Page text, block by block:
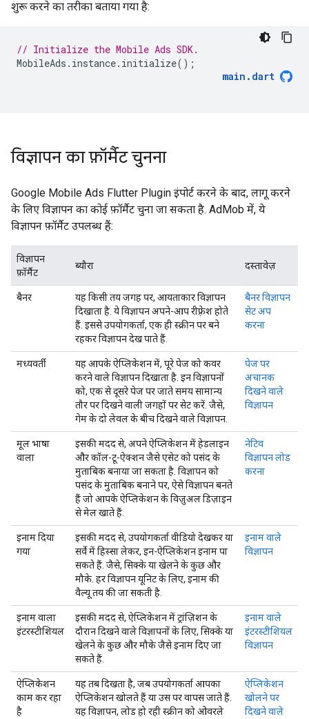
शुरू करने का तरीका बताया गया है:
// Initialize the Mobile Ads SDK.
MobileAds . instance. initialize();
main . dart
विज्ञापन का फ़ॉर्मैट चुनना
Google Mobile Ads Flutter Plugin इंपोर्ट करने के बाद, लागू करने
के लिए विज्ञापन का कोई फ़ॉर्मैट चुना जा सकता है. AdMob में, ये
विज्ञापन फ़ॉर्मैट उपलब्ध हैं:
विज्ञापन
फ़ॉर्मैट
ब्यौरा दस्तावेज़
बैनर
यह किसी तय जगह पर, आयताकार विज्ञापन
दिखाता है. ये विज्ञापन अपने-आप रीफ़्रेश होते
हैं. इससे उपयोगकर्ता, एक ही स्क्रीन पर बने
रहकर विज्ञापन देख पाते हैं.
बैनर विज्ञापन
सेट अप
करना
मध्यवर्ती
यह आपके ऐप्लिकेशन में, पूरे पेज को कवर
करने वाले विज्ञापन दिखाता है. इन विज्ञापनों
को, एक से दूसरे पेज पर जाते समय सामान्य
तौर पर दिखने वाली जगहों पर सेट करें. जैसे,
गेम के दो लेवल के बीच दिखने वाले विज्ञापन.
पेज पर
अचानक
दिखने वाले
विज्ञापन
मूल भाषा
वाला
इसकी मदद से, अपने ऐप्लिकेशन में हेडलाइन
और कॉल-टू-ऐक्शन जैसे एसेट को पसंद के
मुताबिक बनाया जा सकता है. विज्ञापन को
पसंद के मुताबिक बनाने पर, ऐसे विज्ञापन बनते
हैं जो आपके ऐप्लिकेशन के विज़ुअल डिज़ाइन
से मेल खाते हैं.
नेटिव
विज्ञापन लोड
करना
इनाम दिया
गया
इसकी मदद से, उपयोगकर्ता वीडियो देखकर या
सर्वे में हिस्सा लेकर, इन-ऐप्लिकेशन इनाम पा
सकते हैं. जैसे, सिक्के या खेलने के कुछ और
मौके. हर विज्ञापन यूनिट के लिए, इनाम की
वैल्यू तय की जा सकती है.
इनाम वाले
विज्ञापन
इनाम वाला
इंटरस्टीशियल
इसकी मदद से, ऐप्लिकेशन में ट्रांज़िशन के
दौरान दिखने वाले विज्ञापनों के लिए, सिक्के या
खेलने के कुछ और मौके जैसे इनाम दिए जा
सकते हैं.
इनाम वाले
इंटरस्टीशियल
विज्ञापन
ऐप्लिकेशन
काम कर रहा
है
यह तब दिखता है, जब उपयोगकर्ता आपका
ऐप्लिकेशन खोलते हैं या उस पर वापस जाते हैं.
यह विज्ञापन, लोड हो रही स्क्रीन को ओवरले
ऐप्लिकेशन
खोलने पर
दिखने वाले